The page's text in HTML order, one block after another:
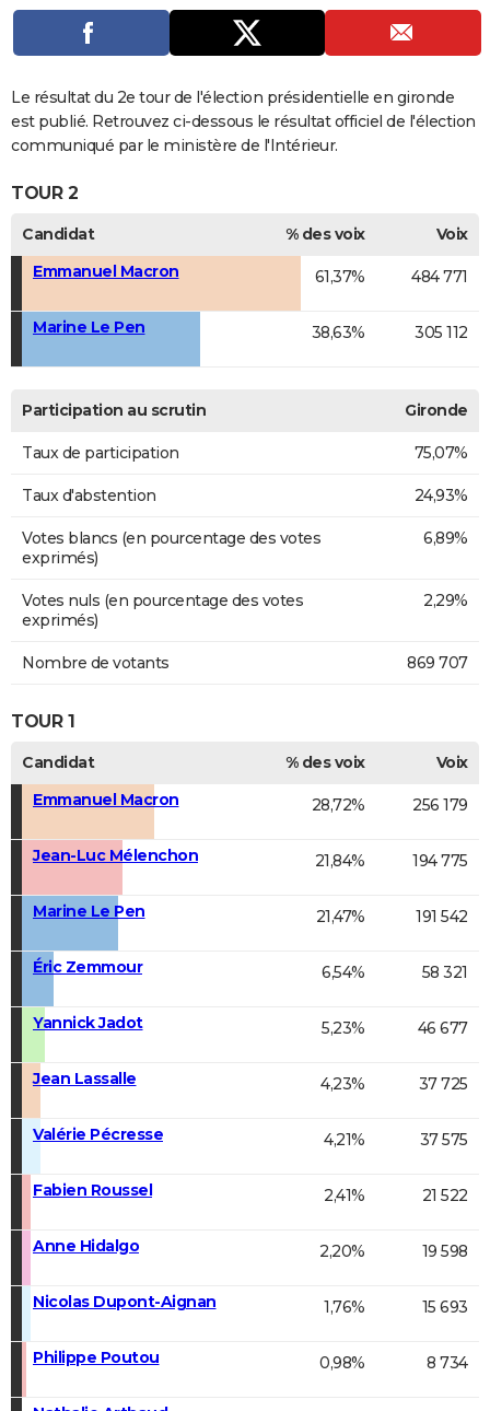
Le résultat du 2e tour de l'élection présidentielle en gironde
est publié. Retrouvez ci-dessous le résultat officiel de l'élection
communiqué par le ministère de l'Intérieur.
TOUR 2
Candidat % des voix
Voix
Emmanuel Macron
61,37% 484 771
Marine Le Pen 38,63% 305 112
Participation au scrutin Gironde
Taux de participation 75,07%
Taux d'abstention 24,93%
Votes blancs (en pourcentage des votes
exprimés)
6,89%
Votes nuls (en pourcentage des votes
exprimés)
2,29%
Nombre de votants 869 707
TOUR 1
Candidat % des voix
Voix
Emmanuel Macron
28,72% 256 179
Jean-Luc Mélenchon 21,84% 194 775
Marine Le Pen 21,47% 191 542
Éric Zemmour 6,54% 58 321
Yannick Jadot 5,23% 46 677
Jean Lassalle 4,23% 37 725
Valérie Pécresse 4,21% 37 575
Fabien Roussel 2,41% 21 522
Anne Hidalgo 2,20% 19 598
Nicolas Dupont-Aignan 1,76% 15 693
Philippe Poutou 0,98% 8 734